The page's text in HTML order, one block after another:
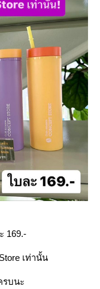
169.-
เท่านั้น
รบนะ